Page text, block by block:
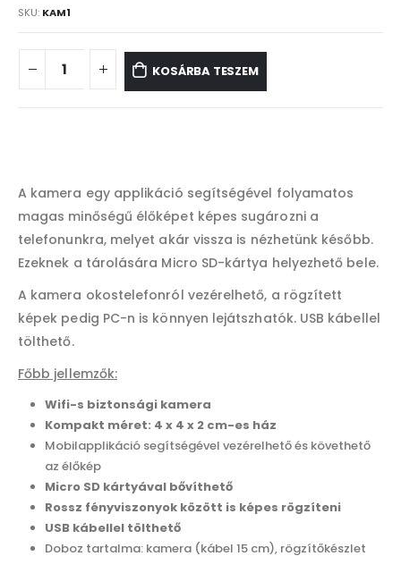
SKU: KAM1
KOSÁRBA TESZEM
A kamera egy applikáció segítségével folyamatos
magas minőségű élőképet képes sugározni a
telefonunkra, melyet akár vissza is nézhetünk később.
Ezeknek a tárolására Micro SD-kártya helyezhető bele.
A kamera okostelefonról vezérelhető, a rögzített
képek pedig PC-n is könnyen lejátszhatók. USB kábellel
tölthető.
Főbb jellemzők:
Wifi-s biztonsági kamera
Kompakt méret: 4 x 4 x 2 cm-es ház
Mobilapplikáció segítségével vezérelhető és követhető
az élőkép
Micro SD kártyával bővíthető
Rossz fényviszonyok között is képes rögzíteni
USB kábellel tölthető
Doboz tartalma: kamera (kábel 15 cm), rögzítőkészlet